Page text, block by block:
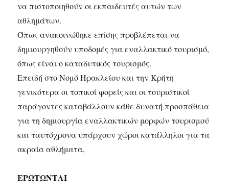
να πιστοποιηθούν οι εκπαιδευτές αυτών των
αθλημάτων.
Όπως ανακοινώθηκε επίσης προβλέπεται να
δημιουργηθούν υποδομές για εναλλακτικό τουρισμό,
όπως είναι ο καταδυτικός τουρισμός.
Επειδή στο Νομό Ηρακλείου και την Κρήτη
γενικότερα οι τοπικοί φορείς και οι τουριστικοί
παράγοντες καταβάλλουν κάθε δυνατή προσπάθεια
για τη δημιουργία εναλλακτικών μορφών τουρισμού
και ταυτόχρονα υπάρχουν χώροι κατάλληλοι για τα
ακραία αθλήματα,
ΕΡΩΤΩΝΤΑΙ